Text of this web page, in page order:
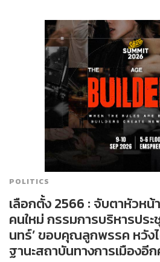
POLITICS
เลือกตั้ง 2566 : จับตาหัวห
คนใหม่ กรรมการบริหารประ
นทร์’ ขอบคุณลูกพรรค หวัง
ฐานะสถาบันทางการเมืองอี